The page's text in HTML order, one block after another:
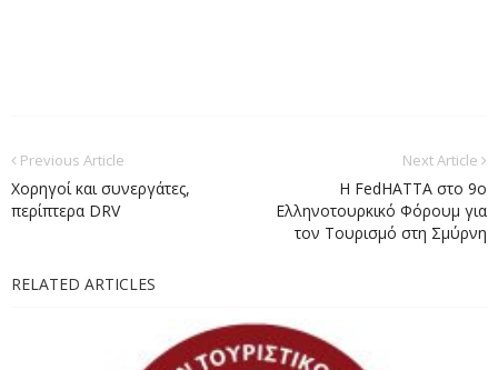
Previous Article
Χορηγοί και συνεργάτες,
περίπτερα DRV
Next Article
Η FedHATTA στο 9ο
Ελληνοτουρκικό Φόρουμ για
τον Τουρισμό στη Σμύρνη
RELATED ARTICLES